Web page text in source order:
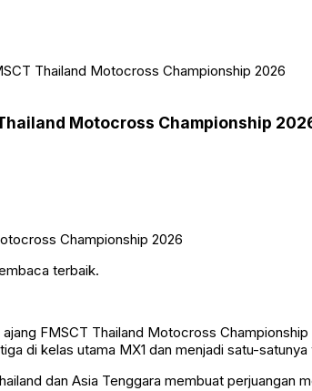
Thailand Motocross Championship 2026
Motocross Championship
terbaik.
FMSCT Thailand Motocross
di kelas utama MX1 dan menjadi satu-
dan Asia Tenggara membuat perjuangan